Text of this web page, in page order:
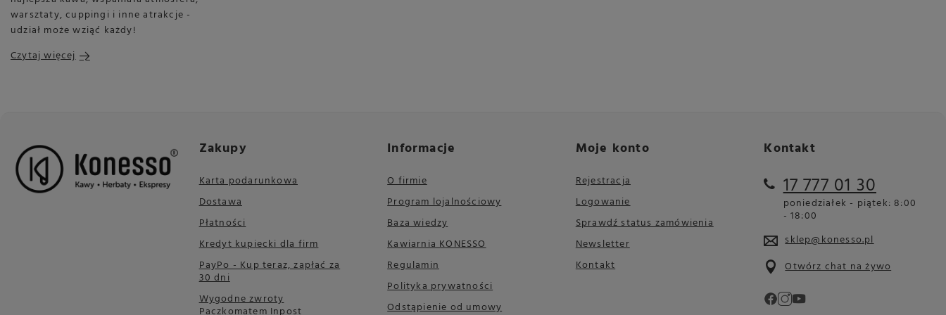
warsztaty, cuppingi i inne atrakcje -
udział może wziąć każdy!
Czytaj więcej
Zakupy
Karta podarunkowa
Dostawa
Płatności
Kredyt kupiecki dla firm
PayPo - Kup teraz, zapłać za
30 dni
Wygodne zwroty
Paczkomatem Inpost
Informacje
O firmie
Program lojalnościowy
Baza wiedzy
Kawiarnia KONESSO
Regulamin
Polityka prywatności
Odstąpienie od umowy
Moje konto
Rejestracja
Logowanie
Sprawdź status zamówienia
Newsletter
Kontakt
Kontakt
17 777 01 30
poniedziałek - piątek: 8:00
- 18:00
sklep@konesso.pl
Otwórz chat na żywo